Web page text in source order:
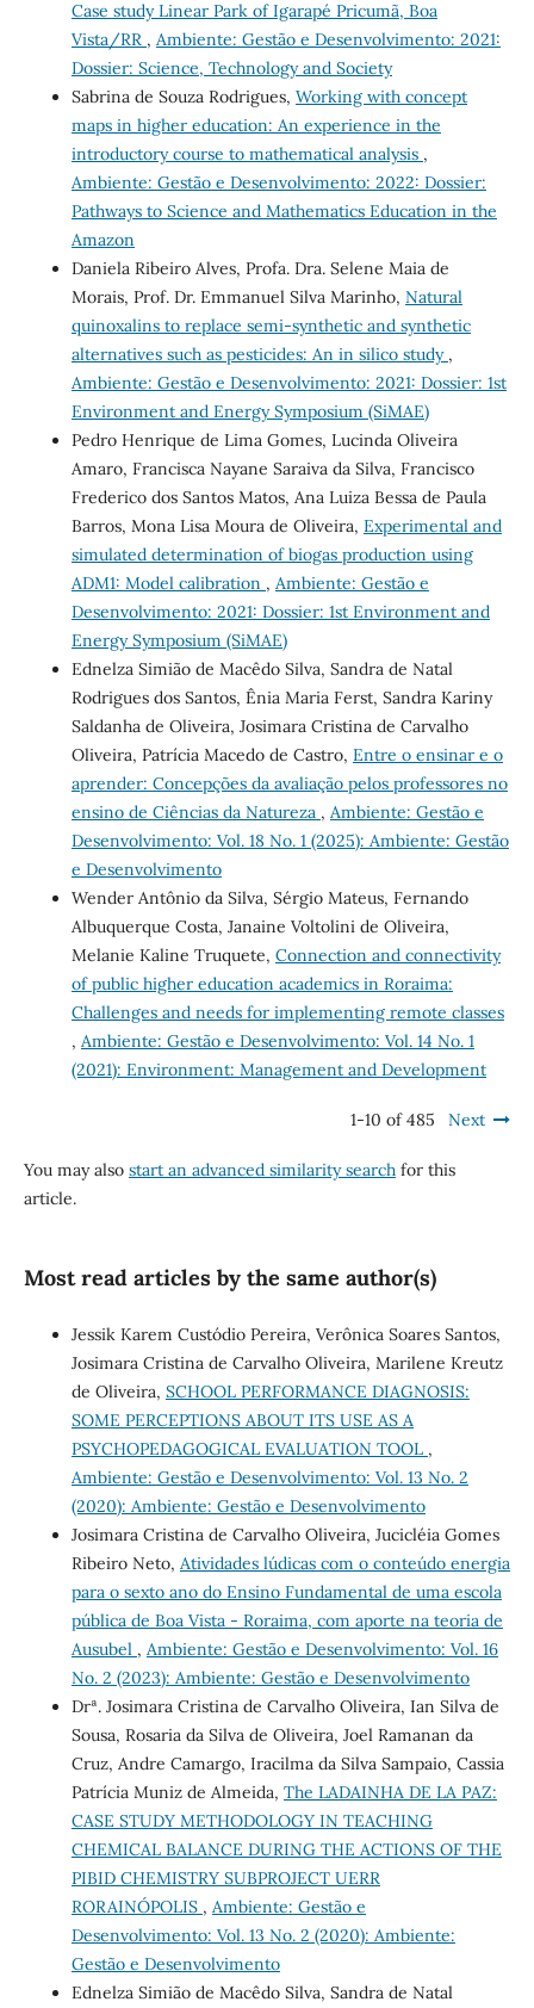
Case study Linear Park of Igarapé Pricumã, Boa
Vista/RR , Ambiente: Gestão e Desenvolvimento: 2021:
Dossier: Science, Technology and Society
Sabrina de Souza Rodrigues, Working with concept
maps in higher education: An experience in the
introductory course to mathematical analysis ,
Ambiente: Gestão e Desenvolvimento: 2022: Dossier:
Pathways to Science and Mathematics Education in the
Amazon
Daniela Ribeiro Alves, Profa. Dra. Selene Maia de
Morais, Prof. Dr. Emmanuel Silva Marinho, Natural
quinoxalins to replace semi-synthetic and synthetic
alternatives such as pesticides: An in silico study ,
Ambiente: Gestão e Desenvolvimento: 2021: Dossier: 1st
Environment and Energy Symposium (SiMAE)
Pedro Henrique de Lima Gomes, Lucinda Oliveira
Amaro, Francisca Nayane Saraiva da Silva, Francisco
Frederico dos Santos Matos, Ana Luiza Bessa de Paula
Barros, Mona Lisa Moura de Oliveira, Experimental and
simulated determination of biogas production using
ADM1: Model calibration , Ambiente: Gestão e
Desenvolvimento: 2021: Dossier: 1st Environment and
Energy Symposium (SiMAE)
Ednelza Simião de Macêdo Silva, Sandra de Natal
Rodrigues dos Santos, Ênia Maria Ferst, Sandra Kariny
Saldanha de Oliveira, Josimara Cristina de Carvalho
Oliveira, Patrícia Macedo de Castro, Entre o ensinar e o
aprender: Concepções da avaliação pelos professores no
ensino de Ciências da Natureza , Ambiente: Gestão e
Desenvolvimento: Vol. 18 No. 1 (2025): Ambiente: Gestão
e Desenvolvimento
Wender Antônio da Silva, Sérgio Mateus, Fernando
Albuquerque Costa, Janaine Voltolini de Oliveira,
Melanie Kaline Truquete, Connection and connectivity
of public higher education academics in Roraima:
Challenges and needs for implementing remote classes
, Ambiente: Gestão e Desenvolvimento: Vol. 14 No. 1
(2021): Environment: Management and Development
1-10 of 485 Next
You may also start an advanced similarity searchfor this
article.
Most read articles by the same author(s)
Jessik Karem Custódio Pereira, Verônica Soares Santos,
Josimara Cristina de Carvalho Oliveira, Marilene Kreutz
de Oliveira, SCHOOL PERFORMANCE DIAGNOSIS:
SOME PERCEPTIONS ABOUT ITS USE AS A
PSYCHOPEDAGOGICAL EVALUATION TOOL ,
Ambiente: Gestão e Desenvolvimento: Vol. 13 No. 2
(2020): Ambiente: Gestão e Desenvolvimento
Josimara Cristina de Carvalho Oliveira, Jucicléia Gomes
Ribeiro Neto, Atividades lúdicas com o conteúdo energia
para o sexto ano do Ensino Fundamental de uma escola
pública de Boa Vista - Roraima, com aporte na teoria de
Ausubel , Ambiente: Gestão e Desenvolvimento: Vol. 16
No. 2 (2023): Ambiente: Gestão e Desenvolvimento
Drª. Josimara Cristina de Carvalho Oliveira, Ian Silva de
Sousa, Rosaria da Silva de Oliveira, Joel Ramanan da
Cruz, Andre Camargo, Iracilma da Silva Sampaio, Cassia
Patrícia Muniz de Almeida, The LADAINHA DE LA PAZ:
CASE STUDY METHODOLOGY IN TEACHING
CHEMICAL BALANCE DURING THE ACTIONS OF THE
PIBID CHEMISTRY SUBPROJECT UERR
RORAINÓPOLIS , Ambiente: Gestão e
Desenvolvimento: Vol. 13 No. 2 (2020): Ambiente:
Gestão e Desenvolvimento
Ednelza Simião de Macêdo Silva, Sandra de Natal